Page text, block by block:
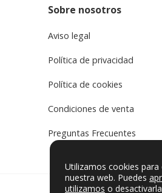
Sobre nosotros
Aviso legal
Política de privacidad
Política de cookies
Condiciones de venta
Preguntas Frecuentes
Utilizamos cookies
nuestra web. Puedes
utilizamos o